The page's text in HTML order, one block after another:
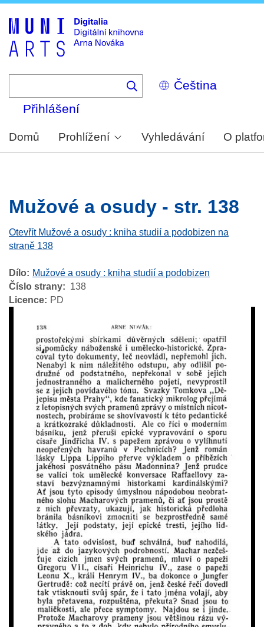
Select
your
Přihlášení
Domů Prohlížení Vyhledávání O
Mužové a osudy - str. 138
Otevřít Mužové a osudy : kniha studií a podobizen na
straně 138
Dílo
Mužové a osudy : kniha studií a podobizen
Číslo strany
138
Licence
PD